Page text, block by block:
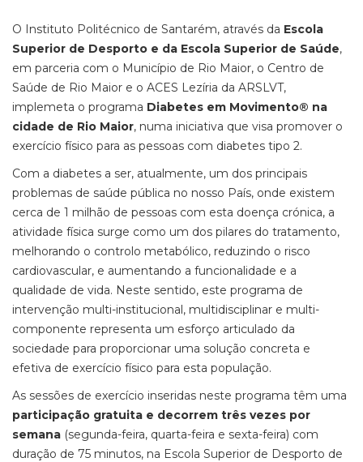
O Instituto Politécnico de Santarém, através da Escola
Superior de Desporto e da Escola Superior de Saúde,
em parceria com o Município de Rio Maior, o Centro de
Saúde de Rio Maior e o ACES Lezíria da ARSLVT,
implemeta o programa Diabetes em Movimento® na
cidade de Rio Maior, numa iniciativa que visa promover o
exercício físico para as pessoas com diabetes tipo 2.
Com a diabetes a ser, atualmente, um dos principais
problemas de saúde pública no nosso País, onde existem
cerca de 1 milhão de pessoas com esta doença crónica, a
atividade física surge como um dos pilares do tratamento,
melhorando o controlo metabólico, reduzindo o risco
cardiovascular, e aumentando a funcionalidade e a
qualidade de vida. Neste sentido, este programa de
intervenção multi-institucional, multidisciplinar e multi-
componente representa um esforço articulado da
sociedade para proporcionar uma solução concreta e
efetiva de exercício físico para esta população.
As sessões de exercício inseridas neste programa têm uma
participação gratuita e decorrem três vezes por
semana (segunda-feira, quarta-feira e sexta-feira) com
duração de 75 minutos, na Escola Superior de Desporto de